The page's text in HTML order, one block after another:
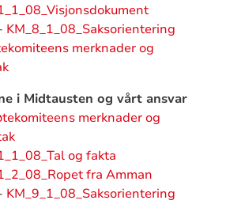
KM_8_1_08_Saksorientering
merknader og
i Midtausten og vårt ansvar
merknader og
og fakta
fra Amman
KM_9_1_08_Saksorientering